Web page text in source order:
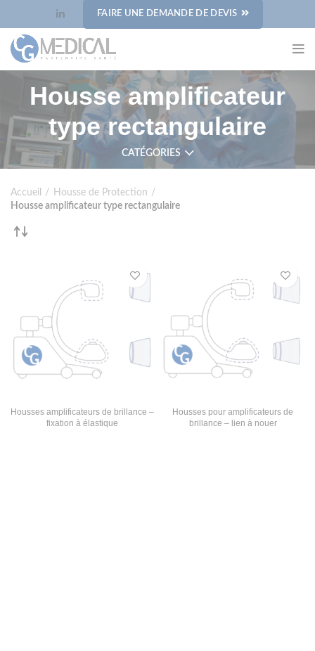
FAIRE UNE DEMANDE DE DEVIS
Housse amplificateur
type rectangulaire
CATÉGORIES
Accueil
Housse de Protection
Housse amplificateur type rectangulaire
Housses amplificateurs de brillance –
fixation à élastique
Housses pour amplificateurs de
brillance – lien à nouer
Panneau de gestion des cookies